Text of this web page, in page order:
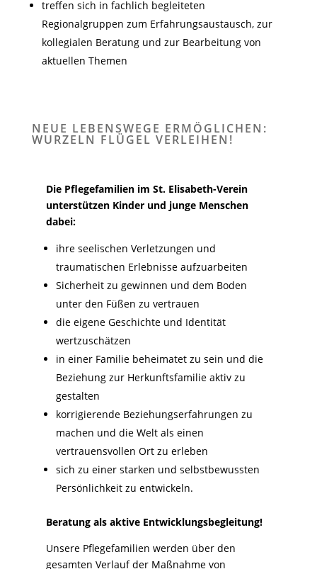
treffen sich in fachlich begleiteten
Regionalgruppen zum Erfahrungsaustausch, zur
kollegialen Beratung und zur Bearbeitung von
aktuellen Themen
NEUE LEBENSWEGE ERMÖGLICHEN:
WURZELN FLÜGEL VERLEIHEN!
Die Pflegefamilien im St. Elisabeth-Verein
unterstützen Kinder und junge Menschen
dabei:
ihre seelischen Verletzungen und
traumatischen Erlebnisse aufzuarbeiten
Sicherheit zu gewinnen und dem Boden
unter den Füßen zu vertrauen
die eigene Geschichte und Identität
wertzuschätzen
in einer Familie beheimatet zu sein und die
Beziehung zur Herkunftsfamilie aktiv zu
gestalten
korrigierende Beziehungserfahrungen zu
machen und die Welt als einen
vertrauensvollen Ort zu erleben
sich zu einer starken und selbstbewussten
Persönlichkeit zu entwickeln.
Beratung als aktive Entwicklungsbegleitung!
Unsere Pflegefamilien werden über den
gesamten Verlauf der Maßnahme von